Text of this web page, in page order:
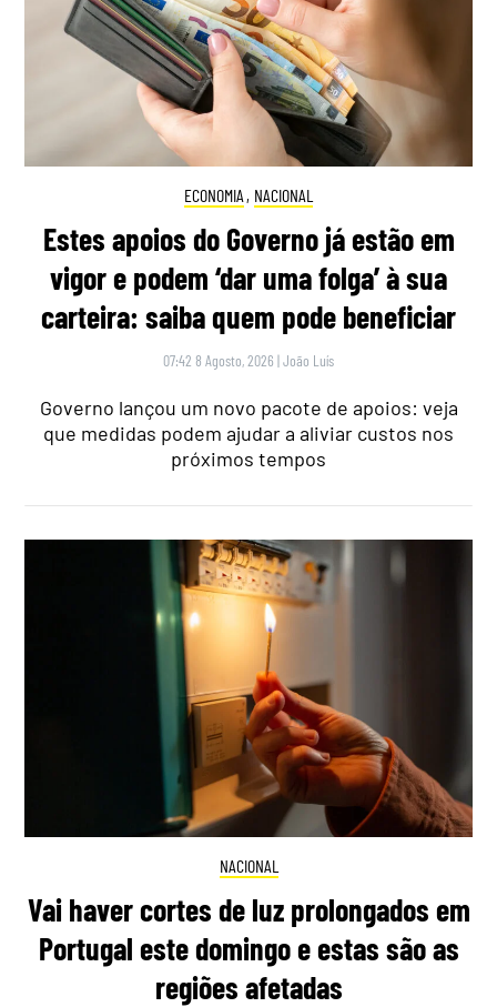
ECONOMIA , NACIONAL
Estes apoios do Governo já estão em
vigor e podem ‘dar uma folga’ à sua
carteira: saiba quem pode beneficiar
07:42 8 Agosto, 2026 |João Luís
Governo lançou um novo pacote de apoios: veja
que medidas podem ajudar a aliviar custos nos
próximos tempos
NACIONAL
Vai haver cortes de luz prolongados em
Portugal este domingo e estas são as
regiões afetadas